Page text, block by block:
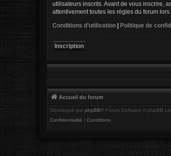
utilisateurs inscrits. Avant de vous inscrire,
attentivement toutes les règles du forum
Conditions d’utilisation
Politique de
Inscription
Accueil du forum
Développé par phpBB® Forum Software © phpBB
Confidentialité | Conditions